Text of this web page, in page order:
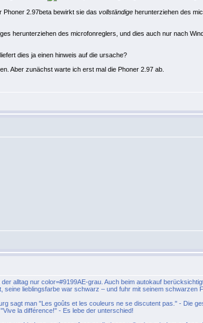
Phoner 2.97beta bewirkt sie dasvollständige herunterziehen des
herunterziehen des microfonreglers, und dies auch nur nach
dies ja einen hinweis auf die ursache?
Aber zunächst warte ich erst mal die Phoner 2.97 ab.
alltag nur color=#9199AE-grau. Auch beim autokauf
lieblingsfarbe war schwarz – und fuhr mit seinem schwarzen
sagt man "Les goûts et les couleurs ne se discutent pas." - Die
la différence!" - Es lebe der unterschied!